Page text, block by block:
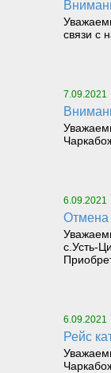
связи с
7.09.2021
6.09.2021
с.Усть-
6.09.2021
Рейс